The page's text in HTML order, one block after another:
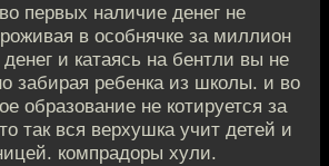
первых наличие денег не
в особнячке за миллион
и катаясь на бентли вы не
забирая ребенка из школы. и во
образование не котируется за
так вся верхушка учит детей и
компрадоры хули.